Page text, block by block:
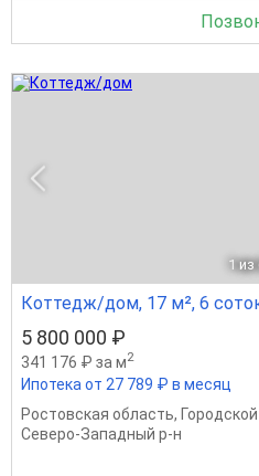
1 из
Коттедж/дом, 17 м², 6
5 800 000 ₽
341 176 ₽ за м2
Ипотека от 27 789 ₽ в месяц
Ростовская область,
Северо-Западный р-н